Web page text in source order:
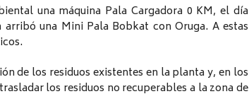
una máquina Pala Cargadora 0 KM, el día
una Mini Pala Bobkat con Oruga. A estas
de los residuos existentes en la planta y, en los
los residuos no recuperables a la zona de